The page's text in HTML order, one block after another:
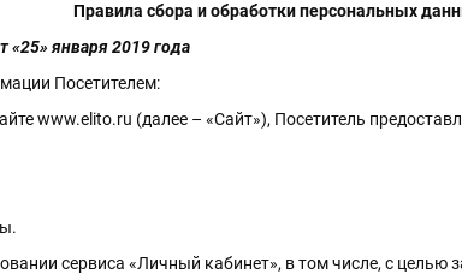
Правила сбора и обработки персональных
«25» января 2019 года
Посетителем:
www.elito.ru (далее – «Сайт»), Посетитель
сервиса «Личный кабинет», в том числе, с